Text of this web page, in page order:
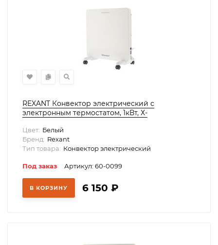
REXANT Конвектор электрический с
электронным термостатом, 1кВт, Х-
Цвет: Белый
Бренд: Rexant
Тип товара: Конвектор электрический
Под заказ Артикул: 60-0099
В КОРЗИНУ 6 150 ₽